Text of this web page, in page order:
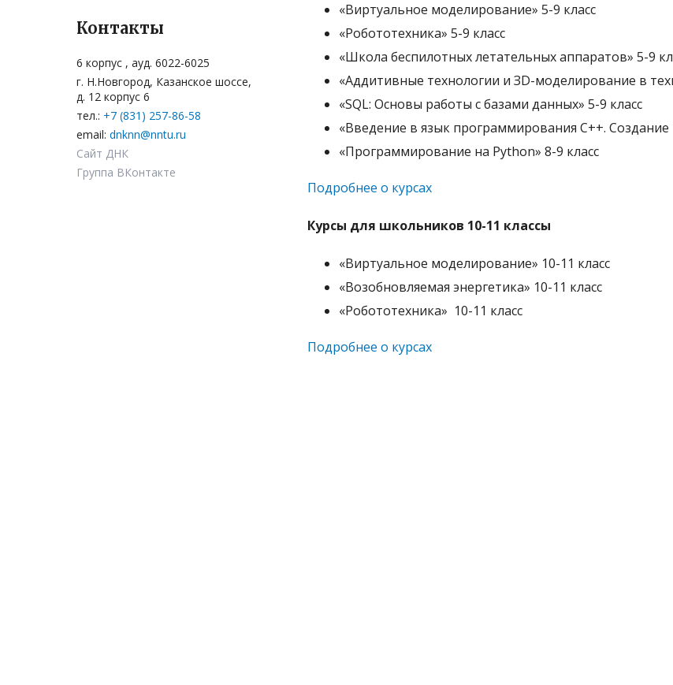
Контакты
6 корпус , ауд. 6022-6025
г. Н.Новгород, Казанское шоссе,
д. 12 корпус 6
тел.: +7 (831) 257-86-58
email: dnknn@nntu.ru
Сайт ДНК
Группа ВКонтакте
«Виртуальное моделирование» 5-9 класс
«Робототехника» 5-9 класс
«Школа беспилотных летательных аппаратов» 5-9
«Аддитивные технологии и ЗD-моделирование в
«SQL: Основы работы с базами данных» 5-9 класс
«Введение в язык программирования С++.
«Программирование на Python» 8-9 класс
Подробнее о курсах
Курсы для школьников 10-11 классы
«Виртуальное моделирование» 10-11 класс
«Возобновляемая энергетика» 10-11 класс
«Робототехника» 10-11 класс
Подробнее о курсах